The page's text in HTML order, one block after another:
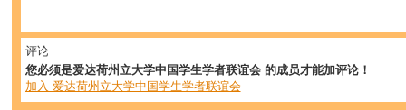
评论
您必须是爱达荷州立大学中国学生学者联谊会 的成员才能加评论！
加入 爱达荷州立大学中国学生学者联谊会